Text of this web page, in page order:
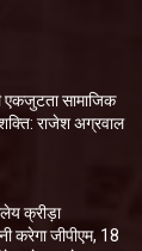
एकजुटता सामाजिक
राजेश अग्रवाल
क्रीड़ा
करेगा जीपीएम, 18